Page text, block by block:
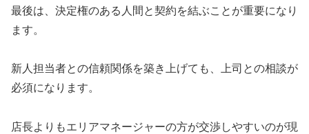
最後は、決定権のある人間と契約を結ぶことが重要になり
ます。
新人担当者との信頼関係を築き上げても、上司との相談が
必須になります。
店長よりもエリアマネージャーの方が交渉しやすいのが現